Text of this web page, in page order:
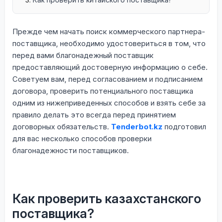
Прежде чем начать поиск коммерческого партнера-
поставщика, необходимо удостовериться в том, что
перед вами благонадежный поставщик
предоставляющий достоверную информацию о себе.
Советуем вам, перед согласованием и подписанием
договора, проверить потенциального поставщика
одним из нижеприведенных способов и взять себе за
правило делать это всегда перед принятием
договорных обязательств. Tenderbot.kz подготовил
для вас несколько способов проверки
благонадежности поставщиков.
Как проверить казахстанского
поставщика?